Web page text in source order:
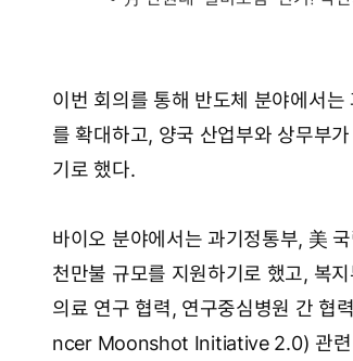
이번 회의를 통해 반도체 분야에서
를 확대하고, 양국 산업부와 상무부
기로 했다.
바이오 분야에서는 과기정통부, 美
천만불 규모를 지원하기로 했고, 복
의료 연구 협력, 연구중심병원 간 협
ncer Moonshot Initiative 2.0) 관련